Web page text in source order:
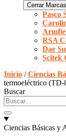
Cerrar Marcas
Pasco
RSA
Dae
Scitek
Inicio /Ciencias
termoeléctrico
Buscar
Ciencias Básicas y